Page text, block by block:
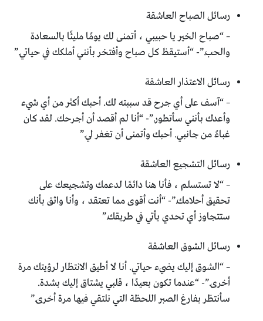
رسائل الصباح العاشقة
– “صباح الخير يا حبيبي ، أتمنى لك يومًا مليئًا بالسعادة
والحب.”- “أستيقظ كل صباح وأفتخر بأنني أملكك في حياتي.”
رسائل الاعتذار العاشقة
– “آسف على أي جرح قد سببته لك. أحبك أكثر من أي شيء
وأعدك بأنني سأتطور.”- “أنا لم أقصد أن أجرحك. لقد كان
غباءً من جانبي. أحبك وأتمنى أن تغفر لي.”
رسائل التشجيع العاشقة
– “لا تستسلم ، فأنا هنا دائمًا لدعمك وتشجيعك على
تحقيق أحلامك.”- “أنت أقوى مما تعتقد ، وأنا واثق بأنك
ستتجاوز أي تحدي يأتي في طريقك.”
رسائل الشوق العاشقة
– “الشوق إليك يضيء حياتي. أنا لا أطيق الانتظار لرؤيتك مرة
أخرى.”- “عندما تكون بعيدًا ، قلبي يشتاق إليك بشدة.
سأنتظر بفارغ الصبر اللحظة التي نلتقي فيها مرة أخرى.”